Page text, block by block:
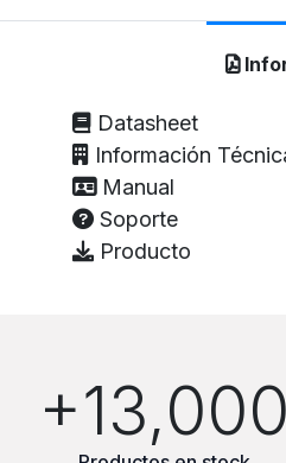
Datasheet
Información
Manual
Soporte
Producto
+13,000